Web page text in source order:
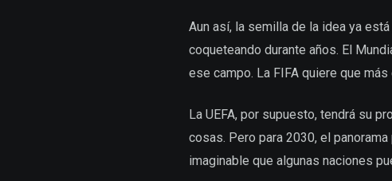
Aun así, la semilla de la idea ya
coqueteando durante años. El
ese campo. La FIFA quiere que
La UEFA, por supuesto, tendrá su
cosas. Pero para 2030, el
imaginable que algunas naciones